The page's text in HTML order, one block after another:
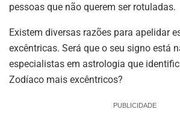
pessoas que não querem ser rotuladas.
Existem diversas razões para apelidar
excêntricas. Será que o seu signo está
especialistas em astrologia que
Zodíaco mais excêntricos?
PUBLICIDADE